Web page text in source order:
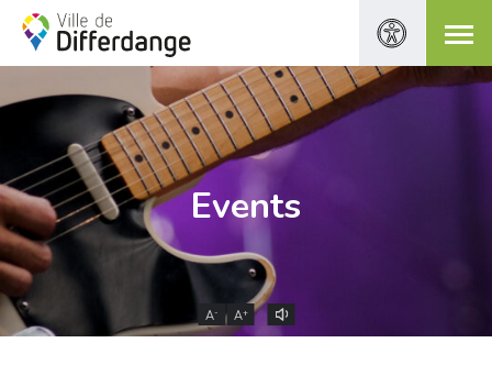
Events
A- A+